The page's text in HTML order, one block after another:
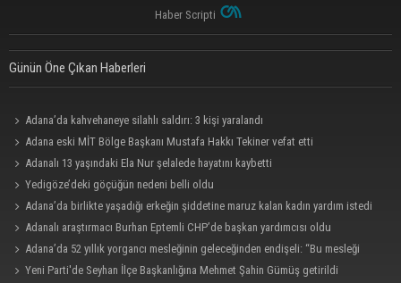
Haber Scripti
Günün Öne Çıkan Haberleri
Adana’da kahvehaneye silahlı saldırı: 3 kişi yaralandı
Adana eski MİT Bölge Başkanı Mustafa Hakkı Tekiner vefat etti
Adanalı 13 yaşındaki Ela Nur şelalede hayatını kaybetti
Yedigöze’deki göçüğün nedeni belli oldu
Adana’da birlikte yaşadığı erkeğin şiddetine maruz kalan kadın yardım istedi
Adanalı araştırmacı Burhan Eptemli CHP’de başkan yardımcısı oldu
Adana’da 52 yıllık yorgancı mesleğinin geleceğinden endişeli: “Bu mesleği
çocuğuma bile öğretemedim”
Yeni Parti'de Seyhan İlçe Başkanlığına Mehmet Şahin Gümüş getirildi